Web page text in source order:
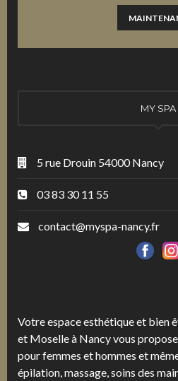
MY SPA
5 rue Drouin 54000 Nancy
03 83 30 11 55
contact@myspa-nancy.fr
Votre espace esthétique et bien
et Moselle à Nancy vous
pour femmes et hommes et
épilation, massage, soins des